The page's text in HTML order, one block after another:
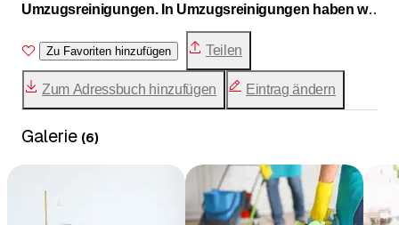
Umzugsreinigungen. In Umzugsreinigungen haben wir
schon viel Erfahrung und arbeiten mit
Abnahmegarantie. Unser junges dynamisches Team
arbeitet zielorientiert, schnell und genau. Wir benutzen
professionelle Maschinen und Materialien, wie z.B.
Teppichreinigung oder Hebebühnen für die
Zu Favoriten hinzufügen Teilen
Zum Adressbuch hinzufügen Eintrag ändern
Galerie (6)